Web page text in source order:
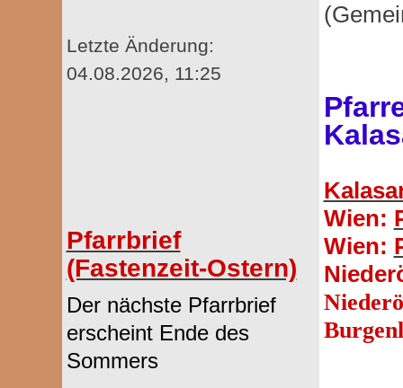
Letzte Änderung:
04.08.2026, 11:25
Pfarrbrief
(Fastenzeit-Ostern)
Der nächste Pfarrbrief
erscheint Ende des
Sommers
Wien:
Wien: